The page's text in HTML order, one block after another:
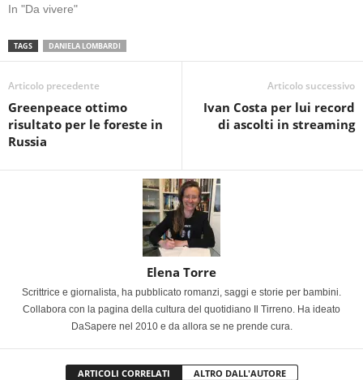
In "Da vivere"
TAGS DANIELA LOMBARDI
Articolo precedente
Greenpeace ottimo
risultato per le foreste in
Russia
Articolo successivo
Ivan Costa per lui record
di ascolti in streaming
Elena Torre
Scrittrice e giornalista, ha pubblicato romanzi, saggi e storie per bambini.
Collabora con la pagina della cultura del quotidiano Il Tirreno. Ha ideato
DaSapere nel 2010 e da allora se ne prende cura.
ARTICOLI CORRELATI ALTRO DALL'AUTORE